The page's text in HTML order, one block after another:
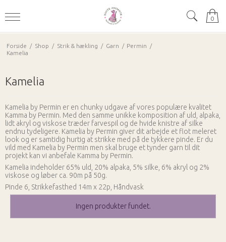
0
Forside / Shop / Strik & hækling / Garn / Permin
/
Kamelia
Kamelia
Kamelia by Permin er en chunky udgave af vores populære kvalitet
Kamma by Permin. Med den samme unikke komposition af uld, alpaka,
lidt akryl og viskose træder farvespil og de hvide knistre af silke
endnu tydeligere. Kamelia by Permin giver dit arbejde et flot meleret
look og er samtidig hurtig at strikke med på de tykkere pinde. Er du
vild med Kamelia by Permin men skal bruge et tynder garn til dit
projekt kan vi anbefale Kamma by Permin.
Kamelia indeholder 65% uld, 20% alpaka, 5% silke, 6% akryl og 2%
viskose og løber ca. 90m på 50g.
Pinde 6, Strikkefasthed 14m x 22p, Håndvask
Ingen produkter fundet.